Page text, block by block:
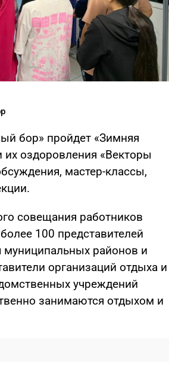
бор» пройдет «Зимняя
их оздоровления «Векторы
мастер-классы,
совещания работников
100 представителей
муниципальных районов и
организаций отдыха и
учреждений
занимаются отдыхом и